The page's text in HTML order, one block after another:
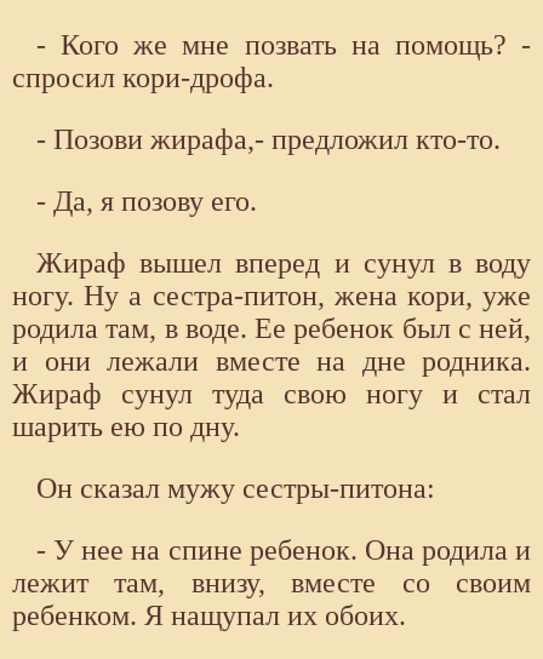
- Кого же мне позвать на помощь? -
спросил кори-дрофа.
- Позови жирафа,- предложил кто-то.
- Да, я позову его.
Жираф вышел вперед и сунул в воду
ногу. Ну а сестра-питон, жена кори, уже
родила там, в воде. Ее ребенок был с ней,
и они лежали вместе на дне родника.
Жираф сунул туда свою ногу и стал
шарить ею по дну.
Он сказал мужу сестры-питона:
- У нее на спине ребенок. Она родила и
лежит там, внизу, вместе со своим
ребенком. Я нащупал их обоих.